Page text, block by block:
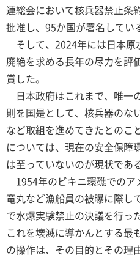
連総会において核兵器禁止条
批准し、95か国が署名してい
そして、2024年には日本原
廃絶を求める長年の尽力を評
賞した。
日本政府はこれまで、唯一
則を国是として、核兵器のな
など取組を進めてきたとのこ
については、現在の安全保障
は至っていないのが現状である
1954年のビキニ環礁でのア
竜丸など漁船員の被曝に際し
で水爆実験禁止の決議を行っ
これを壊滅に導かんとする最
の操作は、その目的とその理